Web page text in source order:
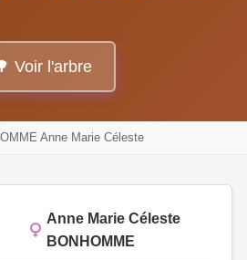
Voir l'arbre
Anne Marie Céleste
Anne Marie Céleste
BONHOMME